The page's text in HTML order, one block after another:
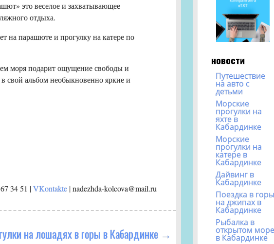
это веселое и захватывающее
отдыха.
на парашюте и прогулку на катере по
моря подарит ощущение свободы и
свой альбом необыкновенно яркие и
34 51 |VKontakte | nadezhda-kolcova@mail.ru
на лошадях в горы в Кабардинке→
новости
Путешествие
на авто с
детьми
Морские
прогулки на
яхте в
Кабардинке
Морские
прогулки на
катере в
Кабардинке
Дайвинг в
Кабардинке
Поездка в горы
на джипах в
Кабардинке
Рыбалка в
открытом море
в Кабардинке